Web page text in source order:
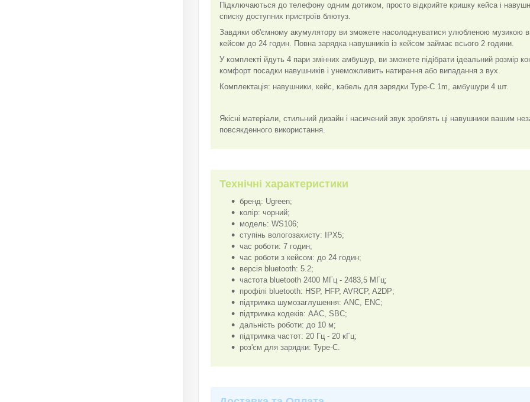
Підключаються до телефону одним дотиком, просто відкрийте кришку кейса і
списку доступних пристроїв блютуз.
Завдяки об'ємному акумулятору ви зможете насолоджуватися улюбленою музикою
кейсом до 24 годин. Повна зарядка навушників із кейсом займає всього 2 години.
У комплекті йдуть 4 пари змінних амбушур, ви зможете підібрати ідеальний розмір
комфорт посадки навушників і унеможливить натирання або випадання з вух.
Комплектація: навушники, кейс, кабель для зарядки Type-C 1m, амбушури 4 шт.
Якісні матеріали, стильний дизайн і насичений звук зроблять ці навушники вашим
повсякденного використання.
Технічні характеристики
бренд: Ugreen;
колір: чорний;
модель: WS106;
ступінь вологозахисту: IPX5;
час роботи: 7 годин;
час роботи з кейсом: до 24 годин;
версія bluetooth: 5.2;
частота bluetooth 2400 МГц - 2483,5 МГц;
профілі bluetooth: HSP, HFP, AVRCP, A2DP;
підтримка шумозаглушення: ANC, ENC;
підтримка кодеків: AAC, SBC;
дальність роботи: до 10 м;
підтримка частот: 20 Гц - 20 кГц;
роз'єм для зарядки: Type-C.